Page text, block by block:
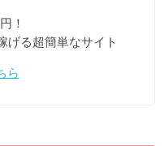
！
げる超簡単なサイト
ら